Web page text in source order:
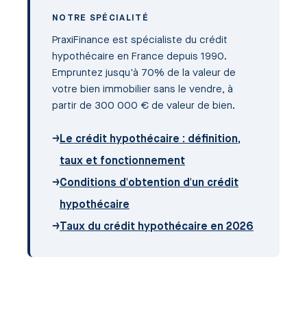
NOTRE SPÉCIALITÉ
PraxiFinance est spécialiste du crédit
hypothécaire en France depuis 1990.
Empruntez jusqu'à 70% de la valeur de
votre bien immobilier sans le vendre, à
partir de 300 000 € de valeur de bien.
→Le crédit hypothécaire : définition,
taux et fonctionnement
→Conditions d'obtention d'un crédit
hypothécaire
→Taux du crédit hypothécaire en 2026